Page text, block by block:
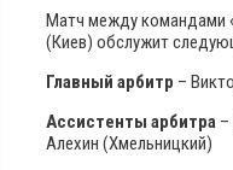
Матч между командами
(Киев) обслужит
Главный арбитр –
Ассистенты арбитра
Алехин (Хмельницкий)